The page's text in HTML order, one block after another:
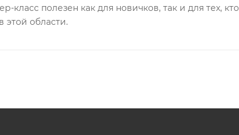
класс полезен как для новичков, так и для тех, кто
этой области.